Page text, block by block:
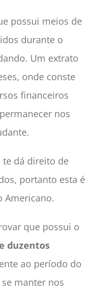
possui meios de
durante o
Um extrato
onde conste
financeiros
nos
te dá direito de
portanto esta é
Americano.
que possui o
duzentos
ao período do
manter nos